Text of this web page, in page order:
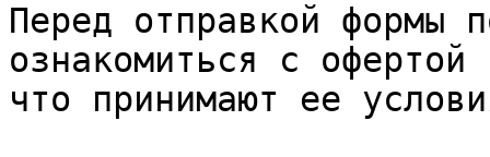
Перед отправкой формы
ознакомиться с
что принимают ее